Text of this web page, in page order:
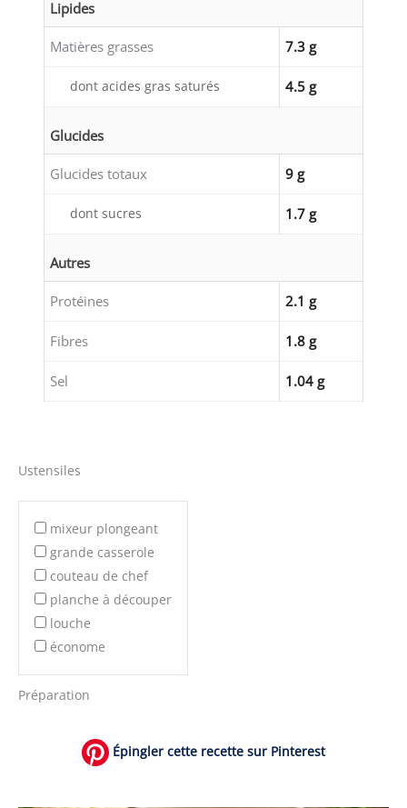
Lipides
Matières grasses 7.3 g
dont acides gras saturés 4.5 g
Glucides
Glucides totaux 9 g
dont sucres 1.7 g
Autres
Protéines 2.1 g
Fibres 1.8 g
Sel 1.04 g
Ustensiles
mixeur plongeant
grande casserole
couteau de chef
planche à découper
louche
économe
Préparation
Épingler cette recette sur Pinterest